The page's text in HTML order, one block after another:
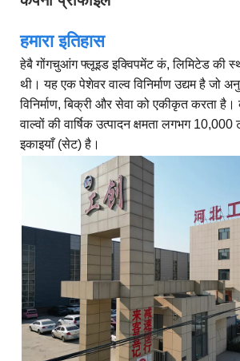
हमारा इतिहास
हेबै गोंगचुआंग फ्लूइड इक्विपमेंट कं, लिमिटेड की
थी। यह एक पेशेवर वाल्व विनिर्माण उद्यम है जो
विनिर्माण, बिक्री और सेवा को एकीकृत करता है।
वाल्वों की वार्षिक उत्पादन क्षमता लगभग
इकाइयाँ (सेट) है।